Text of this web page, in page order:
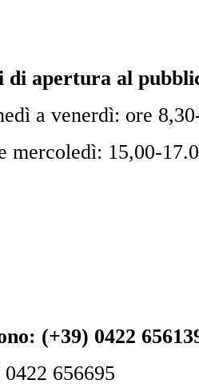
di apertura al
a venerdì: ore
mercoledì: 15,00-
(+39) 0422
656695